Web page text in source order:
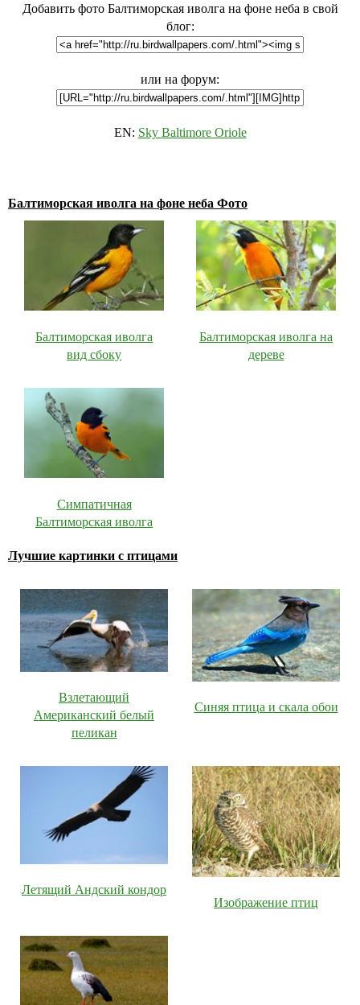
Добавить фото Балтиморская иволга на фоне неба в свой
блог:
или на форум:
EN: Sky Baltimore Oriole
Балтиморская иволга на фоне неба Фото
Балтиморская иволга
вид сбоку
Балтиморская иволга на
дереве
Симпатичная
Балтиморская иволга
Лучшие картинки с птицами
Взлетающий
Американский белый
пеликан
Синяя птица и скала обои
Летящий Андский кондор
Изображение птиц